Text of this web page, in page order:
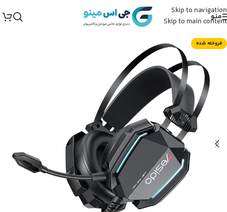
Skip to navigation
Skip to main content
منو
فروخته شده